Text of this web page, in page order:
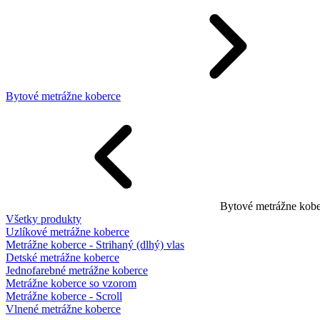
Bytové metrážne koberce
Bytové metrážne
Všetky produkty
Uzlíkové metrážne koberce
Metrážne koberce - Strihaný (dlhý) vlas
Detské metrážne koberce
Jednofarebné metrážne koberce
Metrážne koberce so vzorom
Metrážne koberce - Scroll
Vlnené metrážne koberce